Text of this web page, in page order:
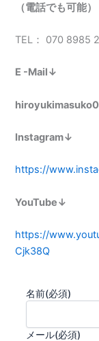
（電話でも可能）
TEL： 070 8985
E -Mail↓
Instagram↓
https://
YouTube↓
https://
Cjk38Q
名前(必須)
メール(必須)